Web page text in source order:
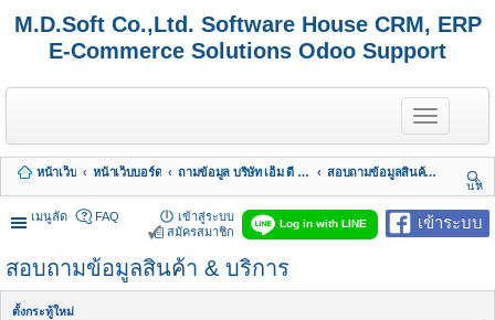
M.D.Soft Co.,Ltd. Software House CRM, ERP
E-Commerce Solutions Odoo Support
T
o
g
g
l
e
n
a
หน้าเว็บ หน้าเว็บบอร์ด ถามข้อมูล บริษัท เอ็ม ดี ซอฟต์ จำกัด
สอบถามข้อมูลสินค้า & บริการ
นห
า
เมนูลัด
เข้าระบบ
Log in with LINE
FAQ
เข้าสู่ระบบ
สมัครสมาชิก
สอบถามข้อมูลสินค้า & บริการ
ตั้งกระทู้ใหม่